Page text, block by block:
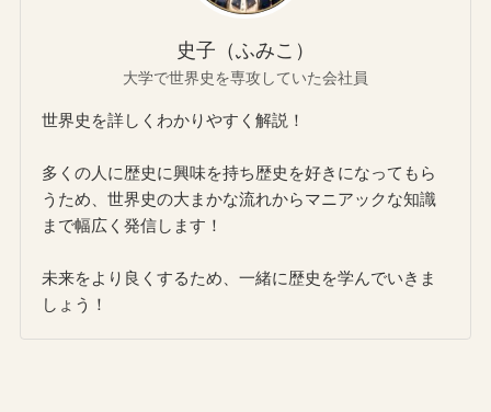
史子（ふみこ）
大学で世界史を専攻していた会社員
世界史を詳しくわかりやすく解説！
多くの人に歴史に興味を持ち歴史を好きになってもら
うため、世界史の大まかな流れからマニアックな知識
まで幅広く発信します！
未来をより良くするため、一緒に歴史を学んでいきま
しょう！